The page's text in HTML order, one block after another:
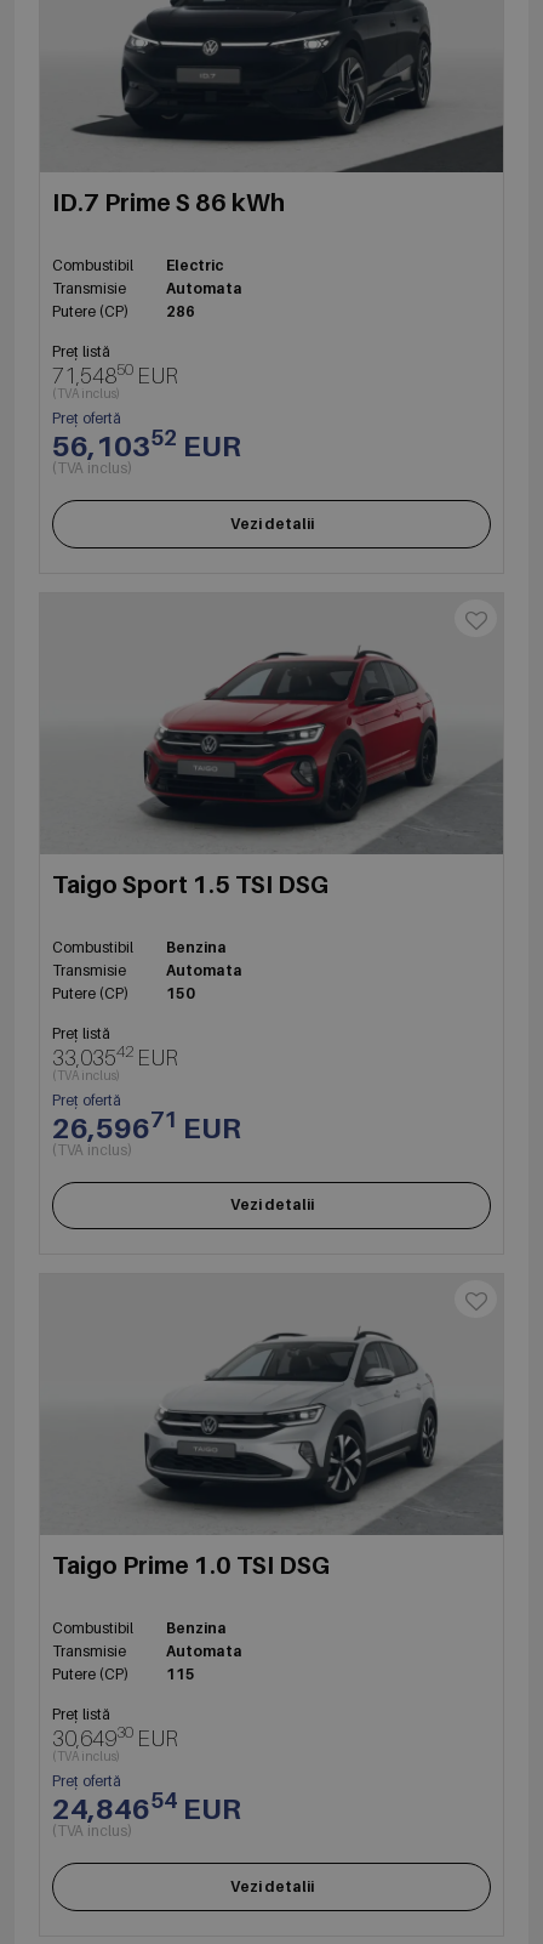
ID.7 Prime S 86 kWh
Combustibil
Electric
Transmisie
Automata
Putere (CP)
286
Preț listă
71,54850 EUR
(TVA inclus)
Preț ofertă
56,10352 EUR
(TVA inclus)
Vezi detalii
Taigo Sport 1.5 TSI DSG
Combustibil
Benzina
Transmisie
Automata
Putere (CP)
150
Preț listă
33,03542 EUR
(TVA inclus)
Preț ofertă
26,59671 EUR
(TVA inclus)
Vezi detalii
Taigo Prime 1.0 TSI DSG
Combustibil
Benzina
Transmisie
Automata
Putere (CP)
115
Preț listă
30,64930 EUR
(TVA inclus)
Preț ofertă
24,84654 EUR
(TVA inclus)
Vezi detalii